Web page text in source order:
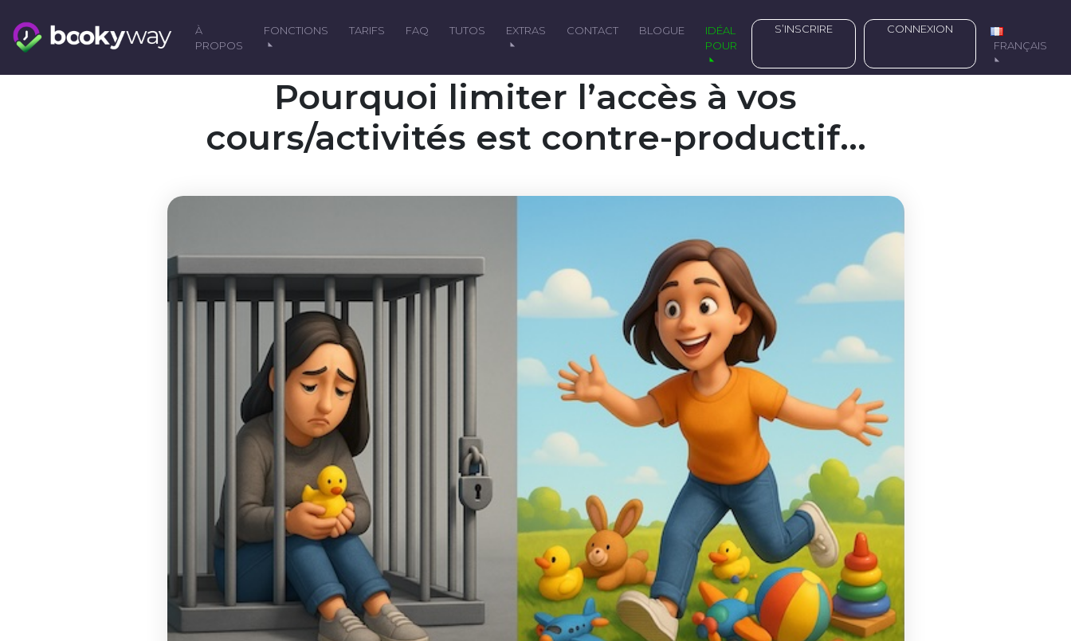
content
À
PROPOS
FONCTIONS TARIFS FAQ TUTOS EXTRAS CONTACT BLOGUE
IDÉAL
POUR
S’INSCRIRE
CONNEXION
FRANÇAIS
Pourquoi limiter l’accès à vos
cours/activités est contre-productif…